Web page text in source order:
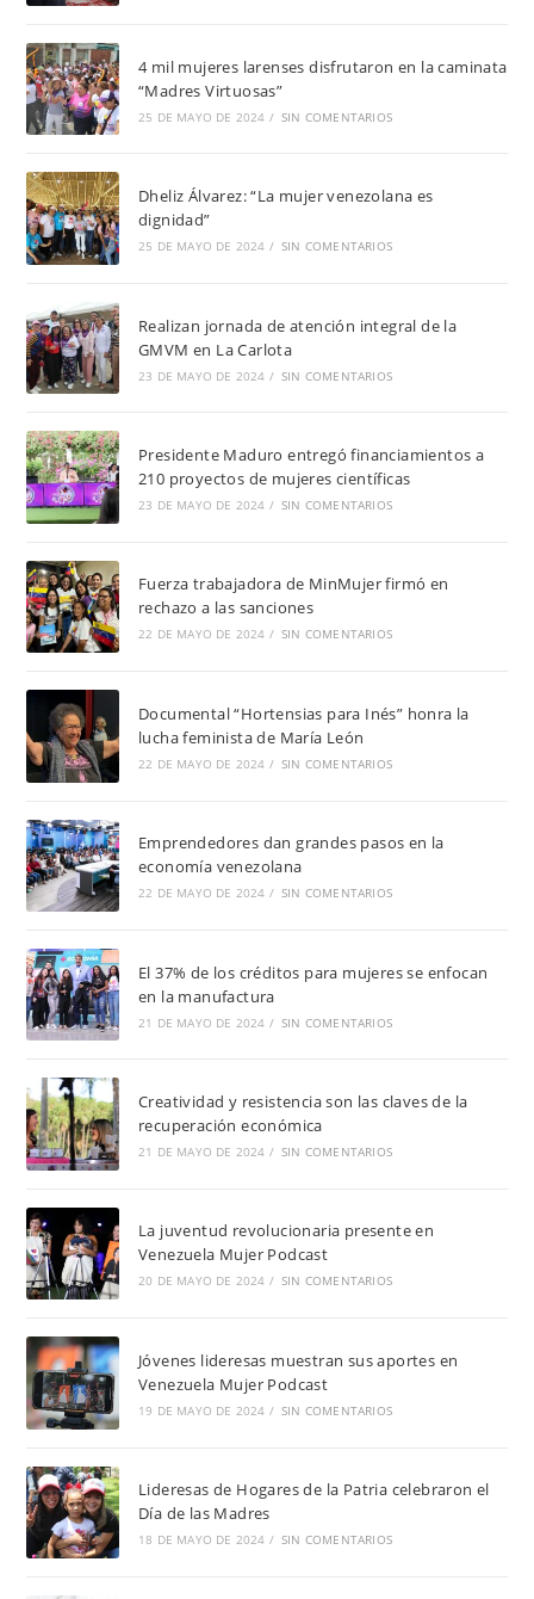
4 mil mujeres larenses disfrutaron en la caminata
“Madres Virtuosas”
25 DE MAYO DE 2024 / SIN COMENTARIOS
Dheliz Álvarez: “La mujer venezolana es
dignidad”
25 DE MAYO DE 2024 / SIN COMENTARIOS
Realizan jornada de atención integral de la
GMVM en La Carlota
23 DE MAYO DE 2024 / SIN COMENTARIOS
Presidente Maduro entregó financiamientos a
210 proyectos de mujeres científicas
23 DE MAYO DE 2024 / SIN COMENTARIOS
Fuerza trabajadora de MinMujer firmó en
rechazo a las sanciones
22 DE MAYO DE 2024 / SIN COMENTARIOS
Documental “Hortensias para Inés” honra la
lucha feminista de María León
22 DE MAYO DE 2024 / SIN COMENTARIOS
Emprendedores dan grandes pasos en la
economía venezolana
22 DE MAYO DE 2024 / SIN COMENTARIOS
El 37% de los créditos para mujeres se enfocan
en la manufactura
21 DE MAYO DE 2024 / SIN COMENTARIOS
Creatividad y resistencia son las claves de la
recuperación económica
21 DE MAYO DE 2024 / SIN COMENTARIOS
La juventud revolucionaria presente en
Venezuela Mujer Podcast
20 DE MAYO DE 2024 / SIN COMENTARIOS
Jóvenes lideresas muestran sus aportes en
Venezuela Mujer Podcast
19 DE MAYO DE 2024 / SIN COMENTARIOS
Lideresas de Hogares de la Patria celebraron el
Día de las Madres
18 DE MAYO DE 2024 / SIN COMENTARIOS